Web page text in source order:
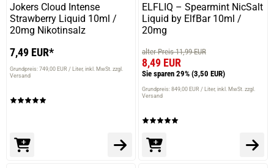
Jokers Cloud Intense
Strawberry Liquid 10ml /
20mg Nikotinsalz
7,49 EUR*
Grundpreis: 749,00 EUR / Liter inkl. MwSt. zzgl.
Versand
ELFLIQ – Spearmint NicSalt
Liquid by ElfBar 10ml /
20mg
alter Preis 11,99 EUR
8,49 EUR
Sie sparen 29% (3,50 EUR)
Grundpreis: 849,00 EUR / Liter inkl. MwSt. zzgl.
Versand